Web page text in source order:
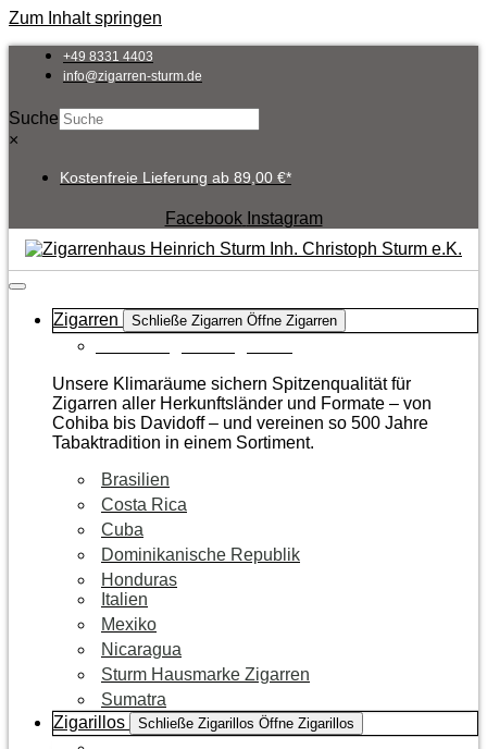
Zum Inhalt springen
+49 8331 4403
info@zigarren-sturm.de
Suche
×
Kostenfreie Lieferung ab 89,00 €*
Facebook Instagram
Zigarren Schließe Zigarren Öffne Zigarren
Unsere Klimaräume sichern Spitzenqualität für
Zigarren aller Herkunftsländer und Formate – von
Cohiba bis Davidoff – und vereinen so 500 Jahre
Tabaktradition in einem Sortiment.
Brasilien
Costa Rica
Cuba
Dominikanische Republik
Honduras
Italien
Mexiko
Nicaragua
Sturm Hausmarke Zigarren
Sumatra
Zigarillos
Schließe Zigarillos Öffne Zigarillos